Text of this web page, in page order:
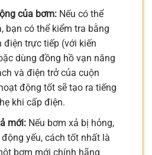
của bơm:Nếu có thể
bạn có thể kiểm tra bằng
điện trực tiếp (với kiến
dùng đồng hồ vạn năng
và điện trở của cuộn
động tốt sẽ tạo ra tiếng
khi cấp điện.
mới:Nếu bơm xả bị hỏng,
yếu, cách tốt nhất là
bơm mới chính hãng